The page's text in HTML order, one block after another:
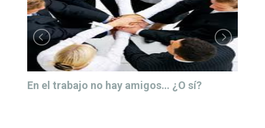
amigos… ¿O sí?
Videojuegos para